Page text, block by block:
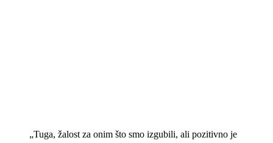
„Tuga, žalost za onim što smo izgubili, ali pozitivno je